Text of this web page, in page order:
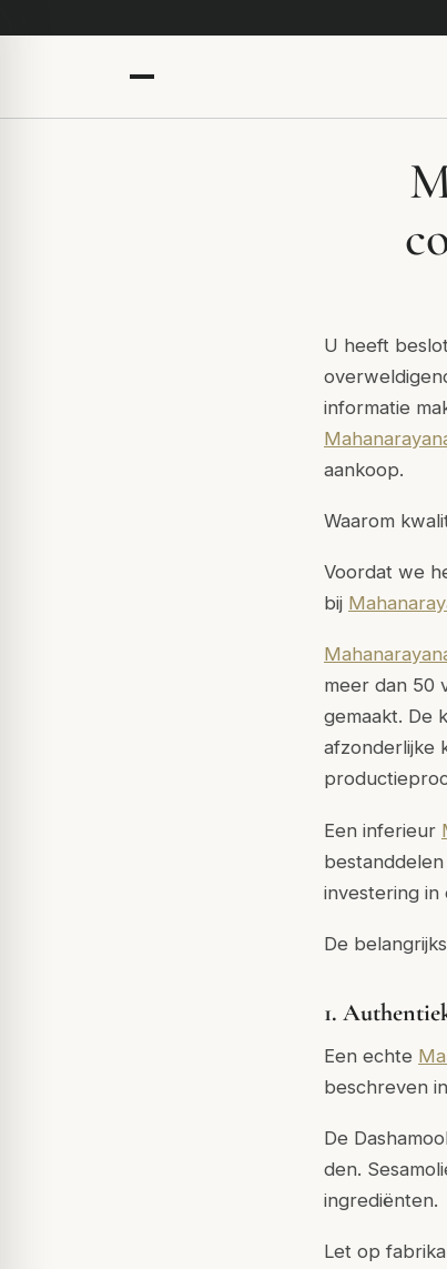
U heeft
informatie
aankoop.
Waarom
Voordat we
bij
meer dan 50
gemaakt. De
afzonderlijke
Een inferieur
investering in
De
1.
Een echte
beschreven
De
den.
ingrediënten.
Let op